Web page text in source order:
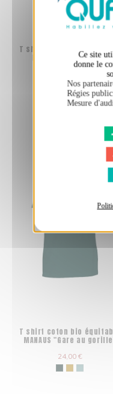
Ce site
donne le
Nos
Régies
Mesure
T shirt coton bio
MANAUS "Métissage"
T shirt coton bio
MANAUS "Gare au
24,00 €